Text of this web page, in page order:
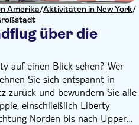
Amerika/Aktivitäten in New York/
über die
auf einen Blick sehen? Wer
Sie sich entspannt in
zurück und bewundern Sie alle
einschließlich Liberty
Norden bis nach Upper